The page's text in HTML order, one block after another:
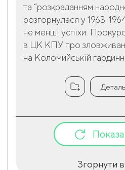
та “розкраданням
розгорнулася у
не менші успіхи.
в ЦК КПУ про
на Коломийській
Згорнути